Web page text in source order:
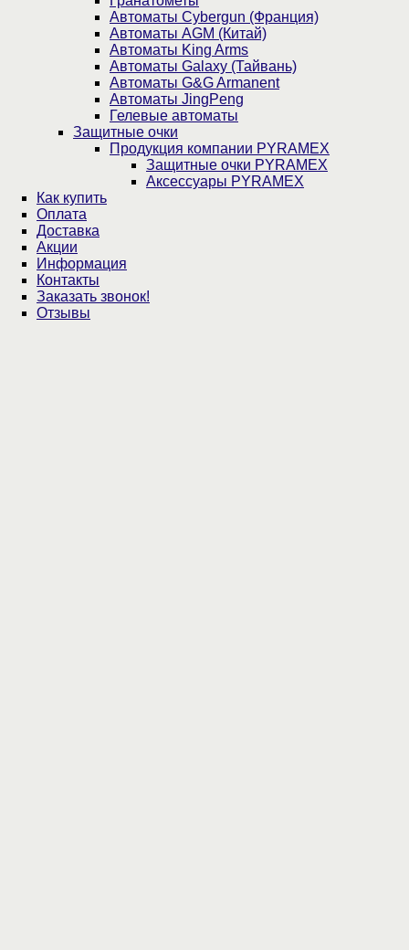
Автоматы Cybergun (Франция)
Автоматы AGM (Китай)
Автоматы King Arms
Автоматы Galaxy (Тайвань)
Автоматы G&G Armanent
Автоматы JingPeng
Гелевые автоматы
Защитные очки
Продукция компании PYRAMEX
Защитные очки PYRAMEX
Аксессуары PYRAMEX
Как купить
Оплата
Доставка
Акции
Информация
Контакты
Заказать звонок!
Отзывы